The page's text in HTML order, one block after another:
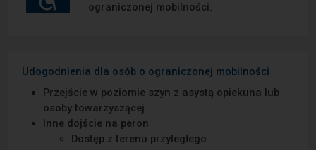
ograniczonej mobilności.
Udogodnienia dla osób o ograniczonej mobilności
Przejście w poziomie szyn z asystą opiekuna lub
osoby towarzyszącej
Inne dojście na peron
Dostęp z terenu przyległego